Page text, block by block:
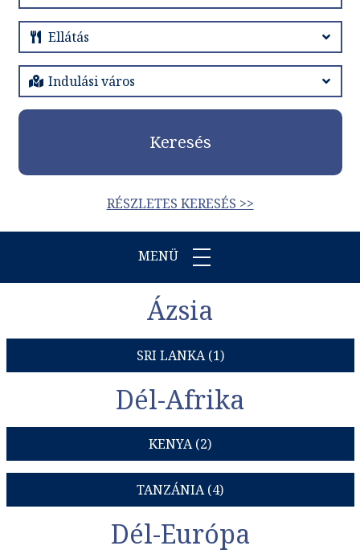
Keresés
RÉSZLETES KERESÉS >>
MENÜ
Ázsia
SRI LANKA (1)
Dél-Afrika
KENYA (2)
TANZÁNIA (4)
Dél-Európa